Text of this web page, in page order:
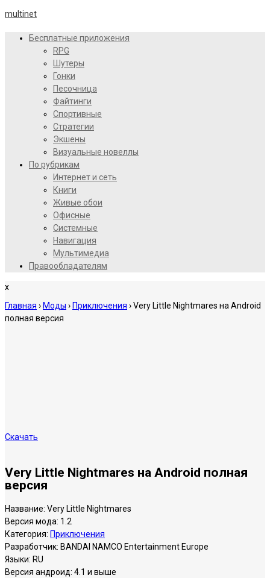
multinet
Бесплатные приложения
RPG
Шутеры
Гонки
Песочница
Файтинги
Спортивные
Стратегии
Экшены
Визуальные новеллы
По рубрикам
Интернет и сеть
Книги
Живые обои
Офисные
Системные
Навигация
Мультимедиа
Правообладателям
x
Главная › Моды › Приключения ›Very Little Nightmares на Android
полная версия
Скачать
Very Little Nightmares на Android полная
версия
Название: Very Little Nightmares
Версия мода: 1.2
Категория: Приключения
Разработчик: BANDAI NAMCO Entertainment Europe
Языки: RU
Версия андроид: 4.1 и выше